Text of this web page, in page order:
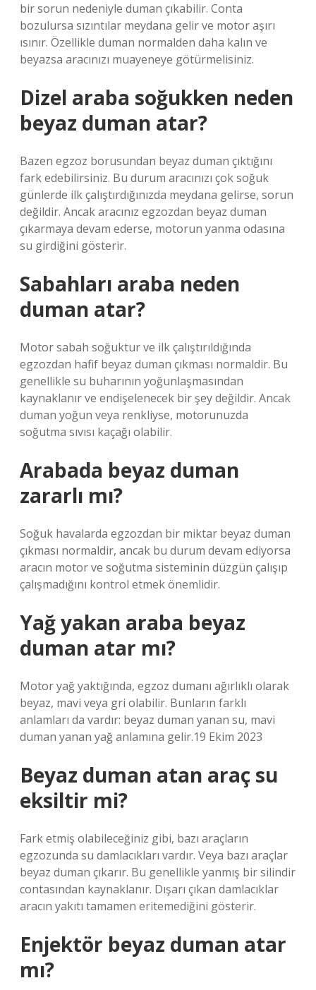
bir sorun nedeniyle duman çıkabilir. Conta
bozulursa sızıntılar meydana gelir ve motor aşırı
ısınır. Özellikle duman normalden daha kalın ve
beyazsa aracınızı muayeneye götürmelisiniz.
Dizel araba soğukken neden
beyaz duman atar?
Bazen egzoz borusundan beyaz duman çıktığını
fark edebilirsiniz. Bu durum aracınızı çok soğuk
günlerde ilk çalıştırdığınızda meydana gelirse, sorun
değildir. Ancak aracınız egzozdan beyaz duman
çıkarmaya devam ederse, motorun yanma odasına
su girdiğini gösterir.
Sabahları araba neden
duman atar?
Motor sabah soğuktur ve ilk çalıştırıldığında
egzozdan hafif beyaz duman çıkması normaldir. Bu
genellikle su buharının yoğunlaşmasından
kaynaklanır ve endişelenecek bir şey değildir. Ancak
duman yoğun veya renkliyse, motorunuzda
soğutma sıvısı kaçağı olabilir.
Arabada beyaz duman
zararlı mı?
Soğuk havalarda egzozdan bir miktar beyaz duman
çıkması normaldir, ancak bu durum devam ediyorsa
aracın motor ve soğutma sisteminin düzgün çalışıp
çalışmadığını kontrol etmek önemlidir.
Yağ yakan araba beyaz
duman atar mı?
Motor yağ yaktığında, egzoz dumanı ağırlıklı olarak
beyaz, mavi veya gri olabilir. Bunların farklı
anlamları da vardır: beyaz duman yanan su, mavi
duman yanan yağ anlamına gelir.19 Ekim 2023
Beyaz duman atan araç su
eksiltir mi?
Fark etmiş olabileceğiniz gibi, bazı araçların
egzozunda su damlacıkları vardır. Veya bazı araçlar
beyaz duman çıkarır. Bu genellikle yanmış bir silindir
contasından kaynaklanır. Dışarı çıkan damlacıklar
aracın yakıtı tamamen eritemediğini gösterir.
Enjektör beyaz duman atar
mı?